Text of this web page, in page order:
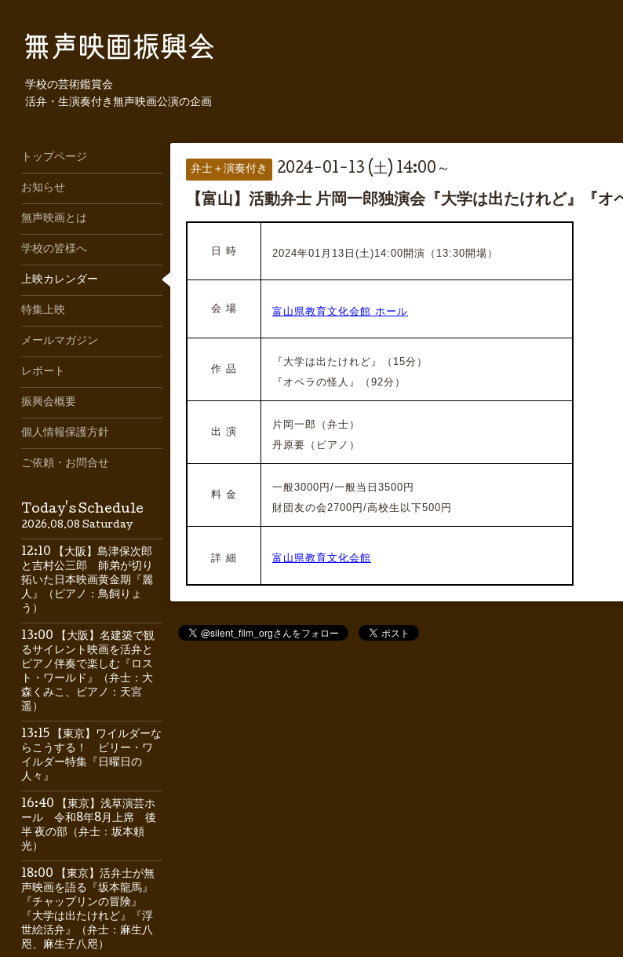
学校の芸術鑑賞会
活弁・生演奏付き無声映画公演の企画
弁士＋演奏付き 2024-01-13 (土) 14:00～
【富山】活動弁士 片岡一郎独演会『大学は出たけれど』『
日 時 2024年01月13日(土)14:00開演（13:30開場）
会 場 富山県教育文化会館 ホール
作 品
『大学は出たけれど』（15分）
『オペラの怪人』（92分）
出 演
片岡一郎（ 弁士）
丹原要（ピアノ）
料 金
一般3000円/一般当日3500円
財団友の会2700円/高校生以下500円
詳 細 富山県教育文化会館
トップページ
お知らせ
無声映画とは
学校の皆様へ
上映カレンダー
特集上映
メールマガジン
レポート
振興会概要
個人情報保護方針
ご依頼・お問合せ
Today's Schedule
2026.08.08 Saturday
12:10 【大阪】島津保次郎
と吉村公三郎 師弟が切り
拓いた日本映画黄金期『麗
人』（ピアノ：鳥飼りょ
う）
13:00 【大阪】名建築で観
るサイレント映画を活弁と
ピアノ伴奏で楽しむ『ロス
ト・ワールド』（弁士：大
森くみこ、ピアノ：天宮
遥）
13:15 【東京】ワイルダーな
らこうする！ ビリー・ワ
イルダー特集『日曜日の
人々』
16:40 【東京】浅草演芸ホ
ール 令和8年8月上席 後
半 夜の部（弁士：坂本頼
光）
18:00 【東京】活弁士が無
声映画を語る『坂本龍馬』
『チャップリンの冒険』
『大学は出たけれど』『浮
世絵活弁』（弁士：麻生八
咫、麻生子八咫）